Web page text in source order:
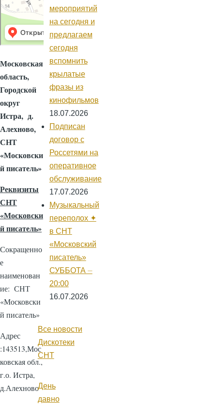
Московская
область,
Городской
округ
Истра, д.
Алехново,
СНТ
«Московски
й писатель»
Реквизиты
СНТ
«Московски
й писатель»
Сокращенно
е
наименован
ие: СНТ
«Московски
й писатель»
Адрес
:143513,Мос
ковская обл.,
г.о. Истра,
д.Алехново
мероприятий
на сегодня и
предлагаем
сегодня
вспомнить
крылатые
фразы из
кинофильмов
18.07.2026
Подписан
договор с
Россетями на
оперативное
обслуживание
17.07.2026
Музыкальный
переполох ✦
в СНТ
«Московский
писатель»
СУББОТА ⏤
20:00
16.07.2026
Все новости
Дискотеки
СНТ
День
давно